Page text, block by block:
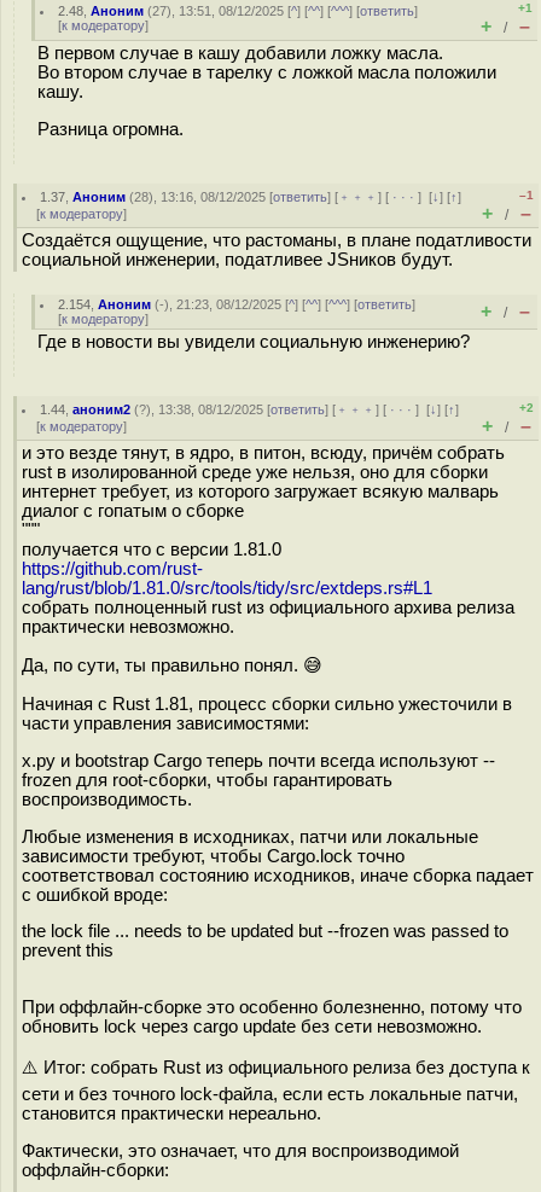
2.48 ,Аноним (27), 13:51, 08/12/2025 [^] [^^] [^^^] [ответить]
[к модератору]
+1
+ / –
В первом случае в кашу добавили ложку масла.
Во втором случае в тарелку с ложкой масла положили
кашу.
Разница огромна.
1.37 ,Аноним (28), 13:16, 08/12/2025 [ответить] [ ﹢﹢﹢] [ · · ·][↓] [↑]
[к модератору]
–1
+ / –
Создаётся ощущение, что растoманы, в плане податливости
социальной инженерии, податливее JSников будут.
2.154 ,Аноним (-), 21:23, 08/12/2025 [^] [^^] [^^^] [ответить]
[к модератору] + / –
Где в новости вы увидели социальную инженерию?
1.44 ,аноним2 (?), 13:38, 08/12/2025 [ответить] [ ﹢﹢﹢] [ · · ·][↓] [↑]
[к модератору]
+2
+ / –
и это везде тянут, в ядро, в питон, всюду, причём собрать
rust в изолированной среде уже нельзя, оно для сборки
интернет требует, из которого загружает всякую малварь
диалог с гопатым о сборке
"""
получается что с версии 1.81.0
https://github.com/rust-
lang/rust/blob/1.81.0/src/tools/tidy/src/extdeps.rs#L1
собрать полноценный rust из официального архива релиза
практически невозможно.
Да, по сути, ты правильно понял. 😅
Начиная с Rust 1.81, процесс сборки сильно ужесточили в
части управления зависимостями:
x.py и bootstrap Cargo теперь почти всегда используют --
frozen для root-сборки, чтобы гарантировать
воспроизводимость.
Любые изменения в исходниках, патчи или локальные
зависимости требуют, чтобы Cargo.lock точно
соответствовал состоянию исходников, иначе сборка падает
с ошибкой вроде:
the lock file ... needs to be updated but --frozen was passed to
prevent this
При оффлайн-сборке это особенно болезненно, потому что
обновить lock через cargo update без сети невозможно.
⚠️ Итог: собрать Rust из официального релиза без доступа к
сети и без точного lock-файла, если есть локальные патчи,
становится практически нереально.
Фактически, это означает, что для воспроизводимой
оффлайн-сборки: